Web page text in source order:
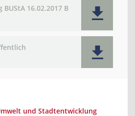
16.02.2017 B
und Stadtentwicklung